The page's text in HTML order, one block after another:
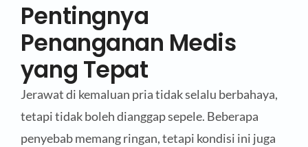
Pentingnya
Penanganan Medis
yang Tepat
Jerawat di kemaluan pria tidak selalu berbahaya,
tetapi tidak boleh dianggap sepele. Beberapa
penyebab memang ringan, tetapi kondisi ini juga